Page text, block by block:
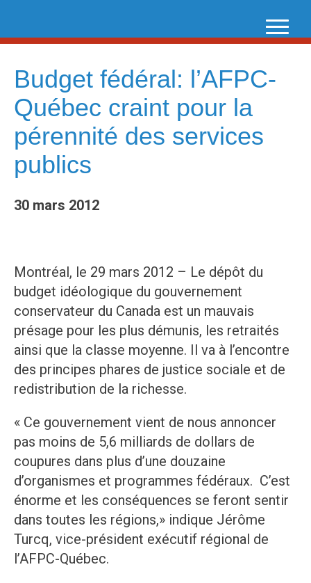
content
Budget fédéral: l’AFPC-
Québec craint pour la
pérennité des services
publics
30 mars 2012
Montréal, le 29 mars 2012 – Le dépôt du
budget idéologique du gouvernement
conservateur du Canada est un mauvais
présage pour les plus démunis, les retraités
ainsi que la classe moyenne. Il va à l’encontre
des principes phares de justice sociale et de
redistribution de la richesse.
« Ce gouvernement vient de nous annoncer
pas moins de 5,6 milliards de dollars de
coupures dans plus d’une douzaine
d’organismes et programmes fédéraux. C’est
énorme et les conséquences se feront sentir
dans toutes les régions,» indique Jérôme
Turcq, vice-président exécutif régional de
l’AFPC-Québec.